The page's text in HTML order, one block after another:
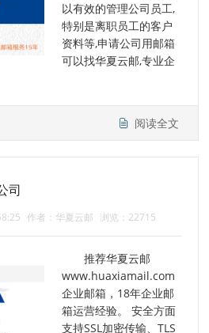
以有效的管理公司员工,
特别是离职员工的客户
资料等,申请公司用邮箱
可以找华夏云邮,专业企
阅读全文
司
作者：华夏云邮 浏览：22715
推荐华夏云邮
www.huaxiamail.com
企业邮箱，18年企业邮
箱运营经验。 安全方面
支持SSL加密传输、TLS